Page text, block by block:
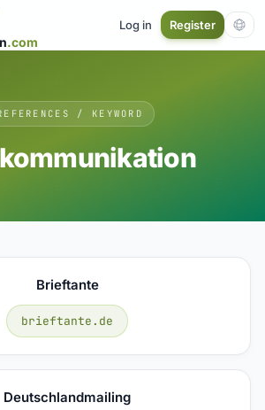
.com
Log in Register
/ KEYWORD
Brieftante
brieftante.de
Deutschlandmailing